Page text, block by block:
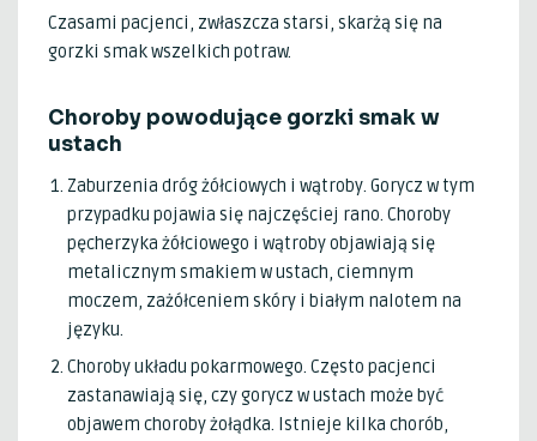
Czasami pacjenci, zwłaszcza starsi, skarżą się na
gorzki smak wszelkich potraw.
Choroby powodujące gorzki smak w
ustach
Zaburzenia dróg żółciowych i wątroby. Gorycz w tym
przypadku pojawia się najczęściej rano. Choroby
pęcherzyka żółciowego i wątroby objawiają się
metalicznym smakiem w ustach, ciemnym
moczem, zażółceniem skóry i białym nalotem na
języku.
Choroby układu pokarmowego. Często pacjenci
zastanawiają się, czy gorycz w ustach może być
objawem choroby żołądka. Istnieje kilka chorób,